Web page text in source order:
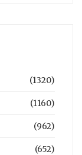
(1320)
(1160)
(962)
(652)